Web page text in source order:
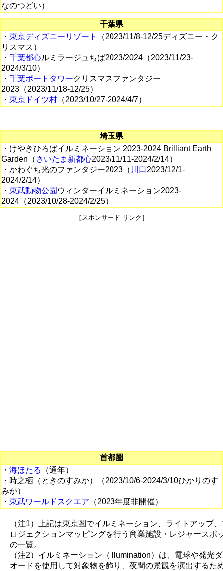
なのつどい）
千葉県
・ 東京ディズニーリゾート
（2023/11/8-12/25ディズニー・ク
リスマス ）
・ 千葉都心ルミラージュちば2023/2024（2023/11/23-
2024/3/10）
・ 千葉ポートタワークリスマスファンタジー
2023（2023/11/18-12/25）
・ 東京ドイツ村 （2023/10/27-2024/4/7）
埼玉県
・けやきひろばイルミネーション 2023-2024 Brilliant Earth
Garden（ さいたま新都心2023/11/11-2024/2/14）
・かわぐち光のファンタジー2023（ 川口2023/12/1-
2024/2/14）
・ 東武動物公園 ウィンターイルミネーション2023-
2024（2023/10/28-2024/2/25）
［スポンサード リンク］
首都圏
・ 海ほたる
（通年）
・時之栖（ときのすみか）（2023/10/6-2024/3/10ひかりのす
みか）
・ 東武ワールドスクエア （2023年度非開催）
（注1）上記は東京圏でイルミネーション、ライトアップ
ロジェクションマッピングを行う商業施設・レジャースポ
の一覧。
（注2）イルミネーション（illumination）は、電球や発光
オードを使用して対象物を飾り、夜間の景観を演出するた